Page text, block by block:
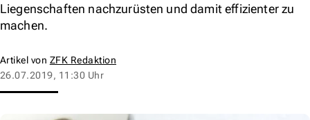
Liegenschaften nachzurüsten und damit effizienter zu
machen.
Artikel von ZFK Redaktion
26.07.2019, 11:30 Uhr